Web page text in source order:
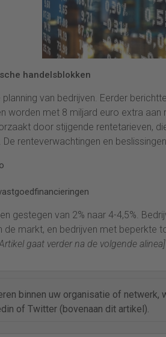
handelsblokken
van bedrijven. Eerder
worden met 8 miljard euro extra aan
door stijgende rentetarieven,
renteverwachtingen en
gestegen van 2% naar 4-4,5%.
markt, en bedrijven met beperkte
gaat verder na de volgende alinea]
binnen uw organisatie of netwerk,
of Twitter (bovenaan dit artikel).